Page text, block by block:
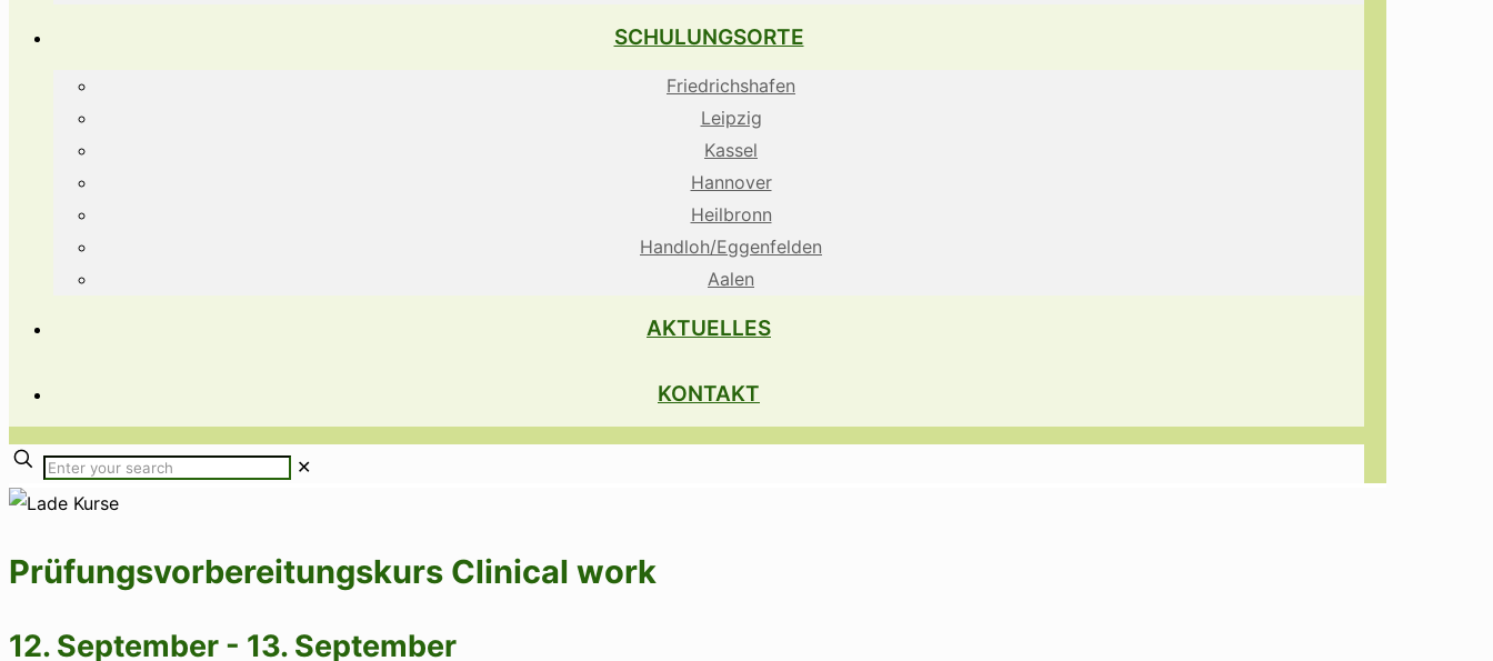
SCHULUNGSORTE
Friedrichshafen
Leipzig
Kassel
Hannover
Heilbronn
Handloh/Eggenfelden
Aalen
AKTUELLES
KONTAKT
✕
Prüfungsvorbereitungskurs Clinical work
12. September - 13. September